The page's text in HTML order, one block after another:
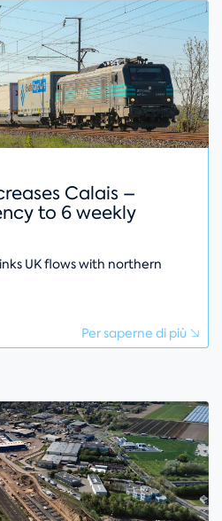
Calais –
to 6 weekly
UK flows with northern
Per saperne di più